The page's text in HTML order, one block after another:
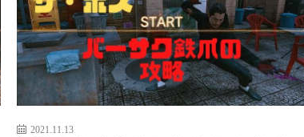
2021.11.13